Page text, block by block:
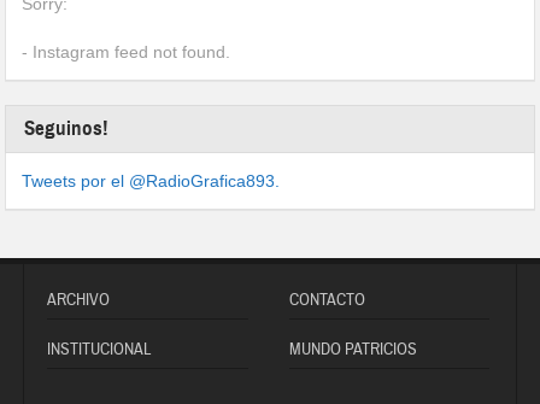
- Instagram feed not found.
Seguinos!
Tweets por el @RadioGrafica893.
ARCHIVO CONTACTO
INSTITUCIONAL MUNDO PATRICIOS